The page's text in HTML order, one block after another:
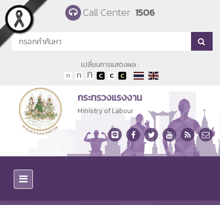
Skip to main content Call Center 1506
เปลี่ยนการแสดงผล :
กระทรวงแรงงาน
Ministry of Labour